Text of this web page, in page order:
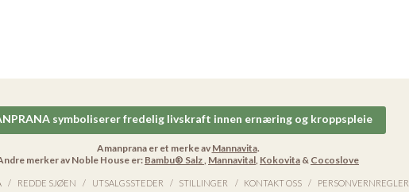
symboliserer fredelig livskraft innen ernæring og kroppspleie
Amanprana er et merke av Mannavita.
merker av Noble House er: Bambu® Salz Mannavital Kokovita & Cocoslove
REDDE SJØEN UTSALGSSTEDER STILLINGER KONTAKT OSS PERSONVERNREGLER